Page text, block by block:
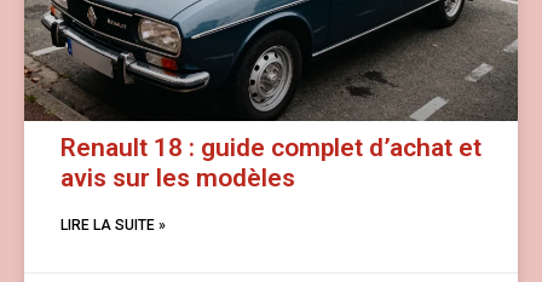
Renault 18 : guide complet d’achat et
avis sur les modèles
LIRE LA SUITE »